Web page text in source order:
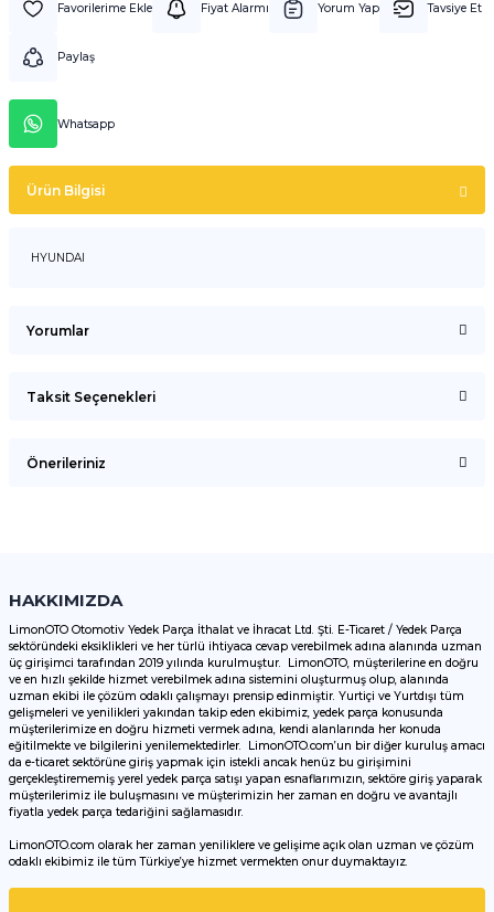
Fiyat Alarmı Yorum Yap Tavsiye Et
Paylaş
Whatsapp
Ürün Bilgisi
HYUNDAI
Yorumlar
Taksit Seçenekleri
Önerileriniz
Görüş ve önerileriniz için teşekkür ederiz.
Ürün resmi kalitesiz, bozuk veya görüntülenemiyor.
Ürün açıklamasında eksik bilgiler bulunuyor.
Ürün bilgilerinde hatalar bulunuyor.
Ürün fiyatı diğer sitelerden daha pahalı.
Bu ürüne benzer farklı alternatifler olmalı.
HAKKIMIZDA
LimonOTO Otomotiv Yedek Parça İthalat ve İhracat Ltd. Şti. E-Ticaret / Yedek Parça
sektöründeki eksiklikleri ve her türlü ihtiyaca cevap verebilmek adına alanında uzman
üç girişimci tarafından 2019 yılında kurulmuştur. LimonOTO, müşterilerine en doğru
ve en hızlı şekilde hizmet verebilmek adına sistemini oluşturmuş olup, alanında
uzman ekibi ile çözüm odaklı çalışmayı prensip edinmiştir. Yurtiçi ve Yurtdışı tüm
gelişmeleri ve yenilikleri yakından takip eden ekibimiz, yedek parça konusunda
müşterilerimize en doğru hizmeti vermek adına, kendi alanlarında her konuda
eğitilmekte ve bilgilerini yenilemektedirler. LimonOTO.com’un bir diğer kuruluş amacı
da e-ticaret sektörüne giriş yapmak için istekli ancak henüz bu girişimini
gerçekleştirememiş yerel yedek parça satışı yapan esnaflarımızın, sektöre giriş yaparak
müşterilerimiz ile buluşmasını ve müşterimizin her zaman en doğru ve avantajlı
fiyatla yedek parça tedariğini sağlamasıdır.
LimonOTO.com olarak her zaman yeniliklere ve gelişime açık olan uzman ve çözüm
odaklı ekibimiz ile tüm Türkiye’ye hizmet vermekten onur duymaktayız.